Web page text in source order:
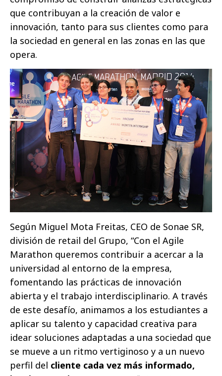
que contribuyan a la creación de valor e
innovación, tanto para sus clientes como para
la sociedad en general en las zonas en las que
opera.
Según Miguel Mota Freitas, CEO de Sonae SR,
división de retail del Grupo, “Con el Agile
Marathon queremos contribuir a acercar a la
universidad al entorno de la empresa,
fomentando las prácticas de innovación
abierta y el trabajo interdisciplinario. A través
de este desafío, animamos a los estudiantes a
aplicar su talento y capacidad creativa para
idear soluciones adaptadas a una sociedad que
se mueve a un ritmo vertiginoso y a un nuevo
perfil del cliente cada vez más informado,